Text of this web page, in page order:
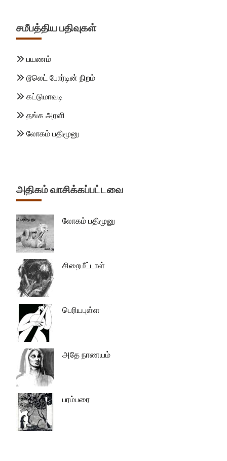
சமீபத்திய பதிவுகள்
பயணம்
டூலெட் போர்டின் நிறம்
கட்டுமாவடி
தங்க அரளி
லோகம் பதிமூனு
அதிகம் வாசிக்கப்பட்டவை
லோகம் பதிமூனு
சிறைமீட்டாள்
பெரியபுள்ள
அதே நாணயம்
பரம்பரை